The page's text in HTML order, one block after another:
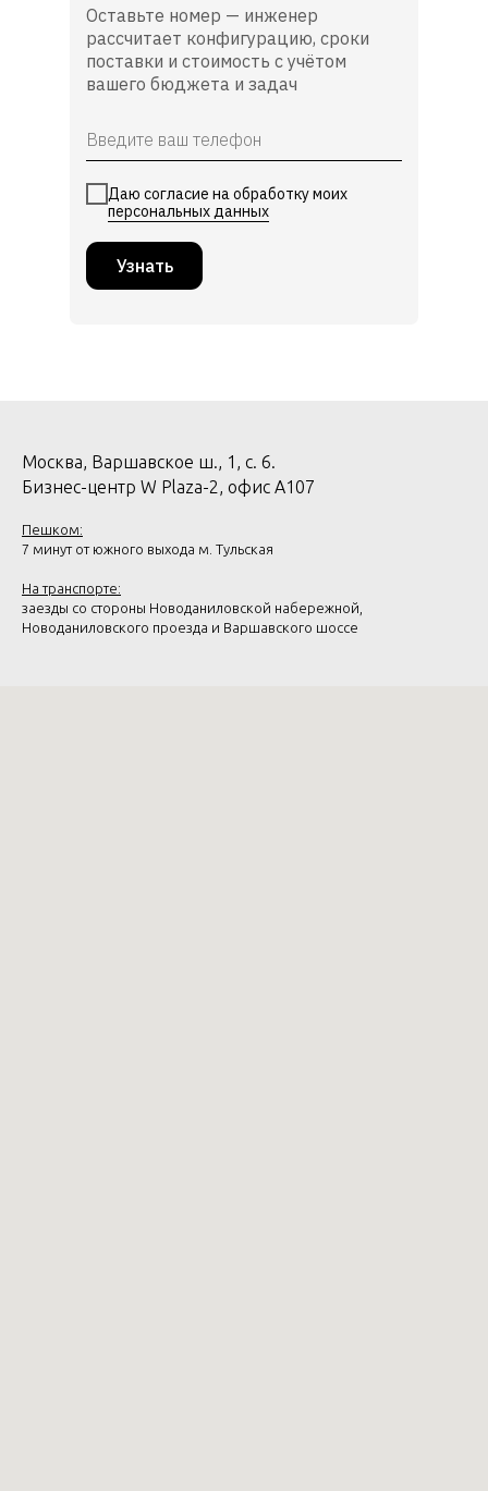
Оставьте номер — инженер
рассчитает конфигурацию, сроки
поставки и стоимость с учётом
вашего бюджета и задач
Даю согласие на обработку моих
персональных данных
Узнать
Москва, Варшавское ш., 1, с. 6.
Бизнес-центр W Plaza-2, офис А107
Пешком:
7 минут от южного выхода м. Тульская
На транспорте:
заезды со стороны Новоданиловской набережной,
Новоданиловского проезда и Варшавского шоссе